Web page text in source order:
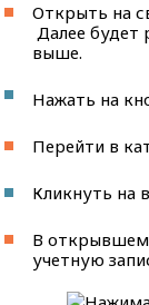
Открыть на
Далее будет
выше.
Нажать на
Перейти в
Кликнуть на
В
учетную